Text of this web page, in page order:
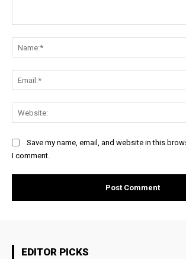
Save my name, email, and website in this
I comment.
EDITOR PICKS